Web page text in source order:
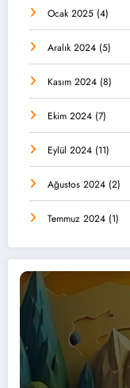
Ocak 2025 (4)
Aralık 2024 (5)
Kasım 2024 (8)
Ekim 2024 (7)
Eylül 2024 (11)
Ağustos 2024 (2)
Temmuz 2024 (1)